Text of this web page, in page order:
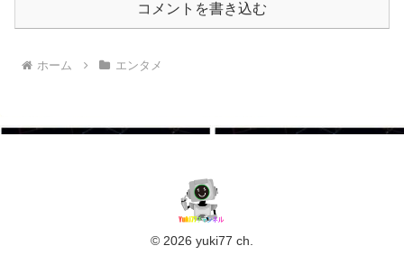
コメントを書き込む
ホーム エンタメ
© 2026 yuki77 ch.